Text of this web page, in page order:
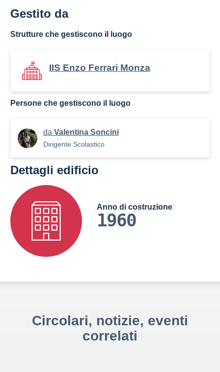
Gestito da
Strutture che gestiscono il luogo
IIS Enzo Ferrari Monza
Persone che gestiscono il luogo
da Valentina Soncini
Dirigente Scolastico
Dettagli edificio
Anno di costruzione
1960
Circolari, notizie, eventi
correlati